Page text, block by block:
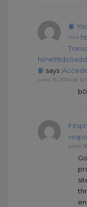
📙
=>>
📙 says :
junio 15, 2024 at
junio